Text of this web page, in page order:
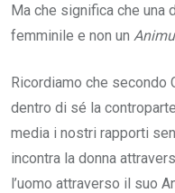
Ma che significa che una
femminile e non un
Ricordiamo che secondo
dentro di sé la
media i nostri rapporti
incontra la donna
l’uomo attraverso il suo